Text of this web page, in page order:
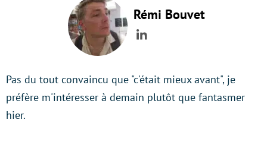
Rémi Bouvet
LinkedIn
Pas du tout convaincu que "c'était mieux avant", je
préfère m'intéresser à demain plutôt que fantasmer
hier.